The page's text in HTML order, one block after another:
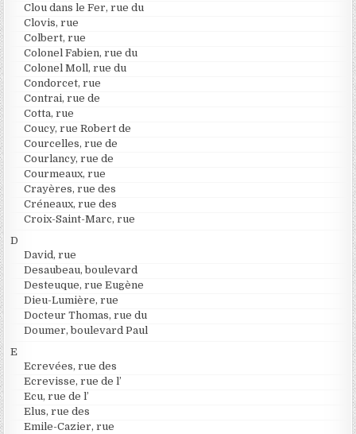
Clou dans le Fer, rue du
Clovis, rue
Colbert, rue
Colonel Fabien, rue du
Colonel Moll, rue du
Condorcet, rue
Contrai, rue de
Cotta, rue
Coucy, rue Robert de
Courcelles, rue de
Courlancy, rue de
Courmeaux, rue
Crayères, rue des
Créneaux, rue des
Croix-Saint-Marc, rue
D
David, rue
Desaubeau, boulevard
Desteuque, rue Eugène
Dieu-Lumière, rue
Docteur Thomas, rue du
Doumer, boulevard Paul
E
Ecrevées, rue des
Ecrevisse, rue de l’
Ecu, rue de l’
Elus, rue des
Emile-Cazier, rue